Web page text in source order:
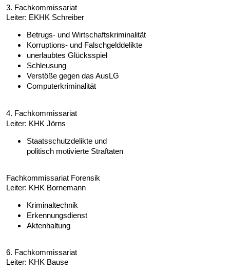
3. Fachkommissariat
Leiter: EKHK Schreiber
Betrugs- und Wirtschaftskriminalität
Korruptions- und Falschgelddelikte
unerlaubtes Glücksspiel
Schleusung
Verstöße gegen das AusLG
Computerkriminalität
4. Fachkommissariat
Leiter: KHK Jörns
Staatsschutzdelikte und
politisch motivierte Straftaten
Fachkommissariat Forensik
Leiter: KHK Bornemann
Kriminaltechnik
Erkennungsdienst
Aktenhaltung
6. Fachkommissariat
Leiter: KHK Bause